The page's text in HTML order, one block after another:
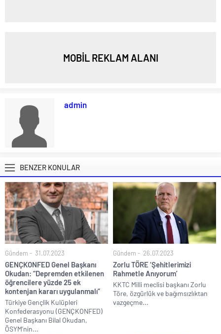
MOBİL REKLAM ALANI
admin
BENZER KONULAR
Gündem 31.07.2023
GENÇKONFED Genel Başkanı
Okudan: “Depremden etkilenen
öğrencilere yüzde 25 ek
kontenjan kararı uygulanmalı”
Türkiye Gençlik Kulüpleri
Konfederasyonu (GENÇKONFED)
Genel Başkanı Bilal Okudan,
ÖSYM’nin...
Gündem 26.07.2023
Zorlu TÖRE ‘Şehitlerimizi
Rahmetle Anıyorum’
KKTC Milli meclisi başkanı Zorlu
Töre, özgürlük ve bağımsızlıktan
vazgeçme...